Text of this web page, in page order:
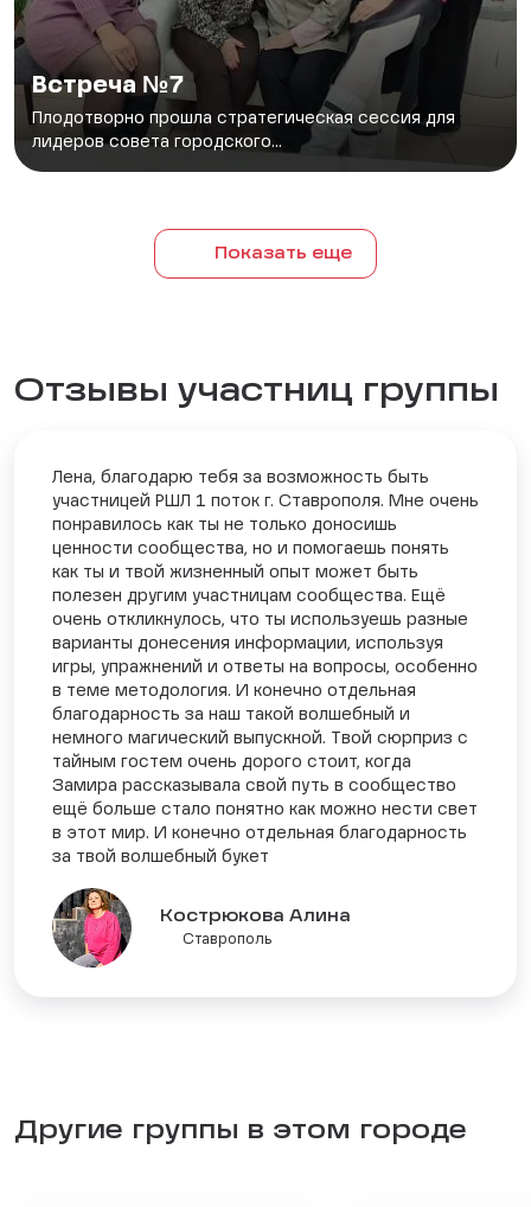
Встреча №7
Плодотворно прошла стратегическая сессия для
лидеров совета городского...
Показать еще
Отзывы участниц группы
Лена, благодарю тебя за возможность быть
участницей РШЛ 1 поток г. Ставрополя. Мне очень
понравилось как ты не только доносишь
ценности сообщества, но и помогаешь понять
как ты и твой жизненный опыт может быть
полезен другим участницам сообщества. Ещё
очень откликнулось, что ты используешь разные
варианты донесения информации, используя
игры, упражнений и ответы на вопросы, особенно
в теме методология. И конечно отдельная
благодарность за наш такой волшебный и
немного магический выпускной. Твой сюрприз с
тайным гостем очень дорого стоит, когда
Замира рассказывала свой путь в сообщество
ещё больше стало понятно как можно нести свет
в этот мир. И конечно отдельная благодарность
за твой волшебный букет
Кострюкова Алина
Ставрополь
Другие группы в этом городе